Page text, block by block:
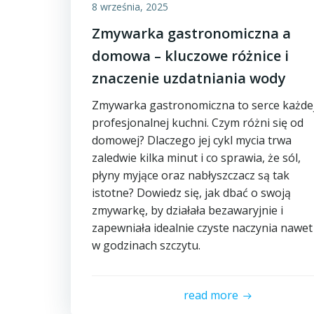
8 września, 2025
Zmywarka gastronomiczna a
domowa – kluczowe różnice i
znaczenie uzdatniania wody
Zmywarka gastronomiczna to serce
profesjonalnej kuchni. Czym różni się od
domowej? Dlaczego jej cykl mycia trwa
zaledwie kilka minut i co sprawia, że sól,
płyny myjące oraz nabłyszczacz są tak
istotne? Dowiedz się, jak dbać o swoją
zmywarkę, by działała bezawaryjnie i
zapewniała idealnie czyste naczynia nawet
w godzinach szczytu.
read more